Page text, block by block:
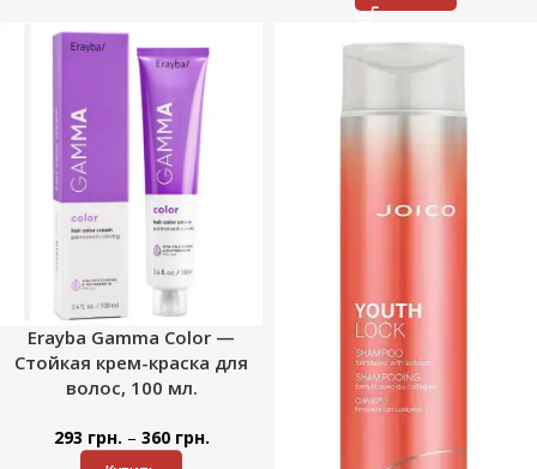
Erayba Gamma Color —
Стойкая крем-краска для
волос, 100 мл.
293 грн. – 360 грн.